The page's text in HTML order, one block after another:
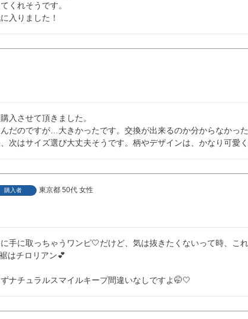
くれそうです。
入りました！
入させて頂きました。
だのですが…大きかったです。交換が出来るのか分からなかっ
次はサイズ選び大丈夫そうです。柄やデザインは、かなり可愛く
購入者 東京都 50代 女性
手に取っちゃうワンピ🤍だけど、気は抜きたくないって時、こ
はチロリアン💕
ナチュラルスマイルキープ間違いなしですよ🤭🤍